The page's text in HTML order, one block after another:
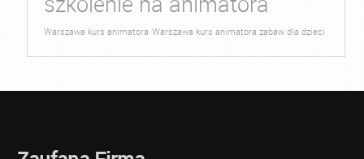
Warszawa kurs animatora Warszawa kurs animatora zabaw dla dzieci